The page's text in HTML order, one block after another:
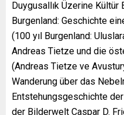
Duygusallık Üzerine
Burgenland: Geschichte
(100 yıl Burgenland:
Andreas Tietze und die
(Andreas Tietze ve
Wanderung über das
Entstehungsgeschichte
der Bilderwelt Caspar D.